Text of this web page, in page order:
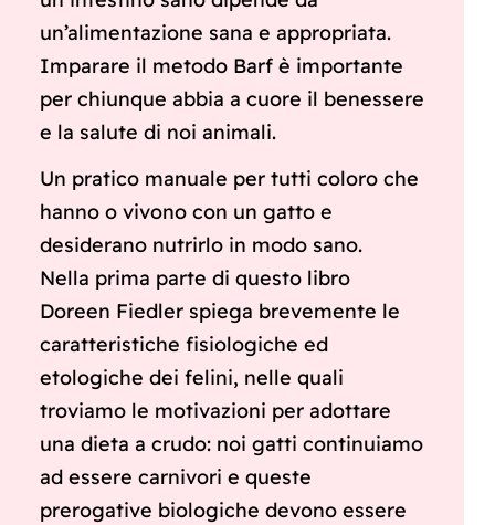
un’alimentazione sana e appropriata.
Imparare il metodo Barf è importante
per chiunque abbia a cuore il benessere
e la salute di noi animali.
Un pratico manuale per tutti coloro che
hanno o vivono con un gatto e
desiderano nutrirlo in modo sano.
Nella prima parte di questo libro
Doreen Fiedler spiega brevemente le
caratteristiche fisiologiche ed
etologiche dei felini, nelle quali
troviamo le motivazioni per adottare
una dieta a crudo: noi gatti continuiamo
ad essere carnivori e queste
prerogative biologiche devono essere